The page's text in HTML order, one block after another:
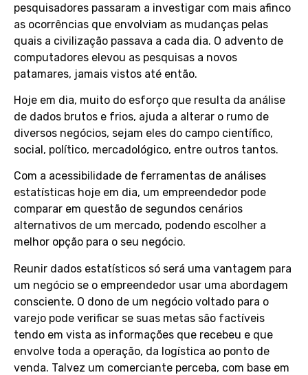
pesquisadores passaram a investigar com mais afinco
as ocorrências que envolviam as mudanças pelas
quais a civilização passava a cada dia. O advento de
computadores elevou as pesquisas a novos
patamares, jamais vistos até então.
Hoje em dia, muito do esforço que resulta da análise
de dados brutos e frios, ajuda a alterar o rumo de
diversos negócios, sejam eles do campo científico,
social, político, mercadológico, entre outros tantos.
Com a acessibilidade de ferramentas de análises
estatísticas hoje em dia, um empreendedor pode
comparar em questão de segundos cenários
alternativos de um mercado, podendo escolher a
melhor opção para o seu negócio.
Reunir dados estatísticos só será uma vantagem para
um negócio se o empreendedor usar uma abordagem
consciente. O dono de um negócio voltado para o
varejo pode verificar se suas metas são factíveis
tendo em vista as informações que recebeu e que
envolve toda a operação, da logística ao ponto de
venda. Talvez um comerciante perceba, com base em